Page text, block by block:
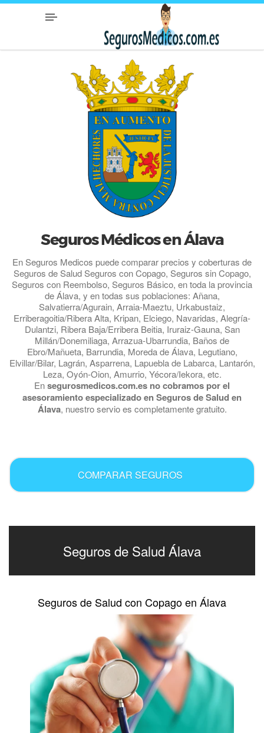
Seguros Médicos en Álava
En Seguros Medicos puede comparar precios y coberturas de
Seguros de Salud Seguros con Copago, Seguros sin Copago,
Seguros con Reembolso, Seguros Básico, en toda la provincia
de Álava, y en todas sus poblaciones: Añana,
Salvatierra/Agurain, Arraia-Maeztu, Urkabustaiz,
Erriberagoitia/Ribera Alta, Kripan, Elciego, Navaridas, Alegría-
Dulantzi, Ribera Baja/Erribera Beitia, Iruraiz-Gauna, San
Millán/Donemiliaga, Arrazua-Ubarrundia, Baños de
Ebro/Mañueta, Barrundia, Moreda de Álava, Legutiano,
Elvillar/Bilar, Lagrán, Asparrena, Lapuebla de Labarca, Lantarón,
Leza, Oyón-Oion, Amurrio, Yécora/Iekora, etc.
Ensegurosmedicos.com.es no cobramos por el
asesoramiento especializado en Seguros de Salud en
Álava, nuestro servio es completamente gratuito.
COMPARAR SEGUROS
Seguros de Salud Álava
Seguros de Salud con Copago en Álava